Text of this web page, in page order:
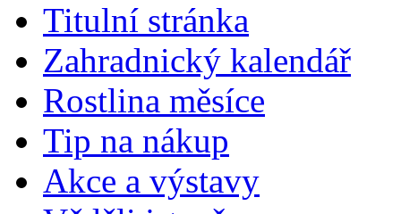
Titulní stránka
Zahradnický kalendář
Rostlina měsíce
Tip na nákup
Akce a výstavy